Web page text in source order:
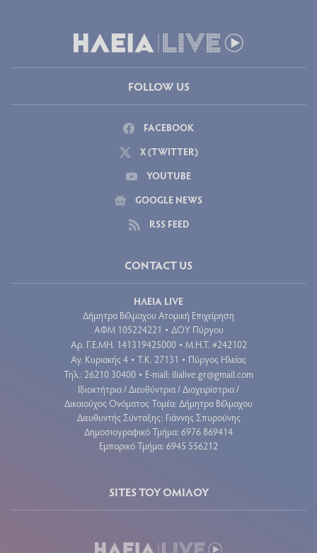
FOLLOW US
FACEBOOK
X (TWITTER)
YOUTUBE
GOOGLE NEWS
RSS FEED
CONTACT US
ΗΛΕΙΑ LIVE
Δήμητρα Βέλμαχου Ατομική Επιχείρηση
ΑΦΜ 105224221 • ΔΟΥ Πύργου
Aρ. Γ.Ε.ΜΗ. 141319425000 • Μ.Η.Τ. #242102
Αγ. Κυριακής 4 • Τ.Κ. 27131 • Πύργος Ηλείας
Τηλ.: 26210 30400 • E-mail: ilialive.gr@gmail.com
Ιδιοκτήτρια / Διευθύντρια / Διαχειρίστρια /
Δικαιούχος Ονόματος Τομέα: Δήμητρα Βέλμαχου
Διευθυντής Σύνταξης: Γιάννης Σπυρούνης
Δημοσιογραφικό Τμήμα: 6976 869414
Εμπορικό Τμήμα: 6945 556212
SITES ΤΟΥ ΟΜΙΛΟΥ